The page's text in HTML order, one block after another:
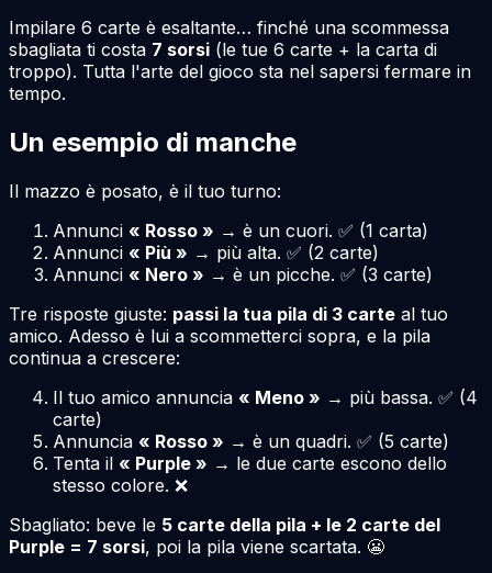
Impilare 6 carte è esaltante… finché una scommessa
sbagliata ti costa 7 sorsi (le tue 6 carte + la carta di
troppo). Tutta l'arte del gioco sta nel sapersi fermare in
tempo.
Un esempio di manche
Il mazzo è posato, è il tuo turno:
Annunci « Rosso » → è un cuori. ✅ (1 carta)
Annunci « Più » → più alta. ✅ (2 carte)
Annunci « Nero » → è un picche. ✅ (3 carte)
Tre risposte giuste: passi la tua pila di 3 carte al tuo
amico. Adesso è lui a scommetterci sopra, e la pila
continua a crescere:
Il tuo amico annuncia « Meno » → più bassa. ✅ (4
carte)
Annuncia « Rosso » → è un quadri. ✅ (5 carte)
Tenta il « Purple » → le due carte escono dello
stesso colore. ❌
Sbagliato: beve le 5 carte della pila + le 2 carte del
Purple = 7 sorsi, poi la pila viene scartata. 😬